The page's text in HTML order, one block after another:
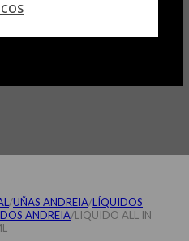
/UÑAS ANDREIA/LÍQUIDOS
ANDREIA/LIQUIDO ALL IN